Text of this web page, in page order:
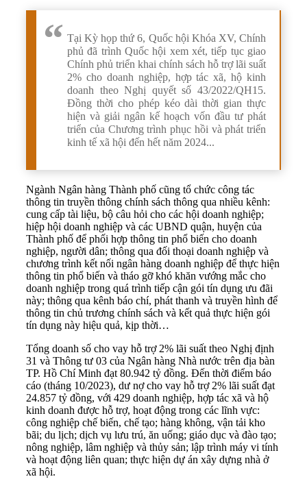
Tại Kỳ họp thứ 6, Quốc hội Khóa XV, Chính
phủ đã trình Quốc hội xem xét, tiếp tục giao
Chính phủ triển khai chính sách hỗ trợ lãi suất
2% cho doanh nghiệp, hợp tác xã, hộ kinh
doanh theo Nghị quyết số 43/2022/QH15.
Đồng thời cho phép kéo dài thời gian thực
hiện và giải ngân kế hoạch vốn đầu tư phát
triển của Chương trình phục hồi và phát triển
kinh tế xã hội đến hết năm 2024...
Ngành Ngân hàng Thành phố cũng tổ chức công tác
thông tin truyền thông chính sách thông qua nhiều kênh:
cung cấp tài liệu, bộ câu hỏi cho các hội doanh nghiệp;
hiệp hội doanh nghiệp và các UBND quận, huyện của
Thành phố để phối hợp thông tin phổ biến cho doanh
nghiệp, người dân; thông qua đối thoại doanh nghiệp và
chương trình kết nối ngân hàng doanh nghiệp để thực hiện
thông tin phổ biến và tháo gỡ khó khăn vướng mắc cho
doanh nghiệp trong quá trình tiếp cận gói tín dụng ưu đãi
này; thông qua kênh báo chí, phát thanh và truyền hình để
thông tin chủ trương chính sách và kết quả thực hiện gói
tín dụng này hiệu quả, kịp thời…
Tổng doanh số cho vay hỗ trợ 2% lãi suất theo Nghị định
31 và Thông tư 03 của Ngân hàng Nhà nước trên địa bàn
TP. Hồ Chí Minh đạt 80.942 tỷ đồng. Đến thời điểm báo
cáo (tháng 10/2023), dư nợ cho vay hỗ trợ 2% lãi suất đạt
24.857 tỷ đồng, với 429 doanh nghiệp, hợp tác xã và hộ
kinh doanh được hỗ trợ, hoạt động trong các lĩnh vực:
công nghiệp chế biến, chế tạo; hàng không, vận tải kho
bãi; du lịch; dịch vụ lưu trú, ăn uống; giáo dục và đào tạo;
nông nghiệp, lâm nghiệp và thủy sản; lập trình máy vi tính
và hoạt động liên quan; thực hiện dự án xây dựng nhà ở
xã hội.